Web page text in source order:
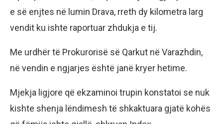
e së enjtes në lumin Drava, rreth dy kilometra larg
vendit ku ishte raportuar zhdukja e tij.
Me urdhër të Prokurorisë së Qarkut në Varazhdin,
në vendin e ngjarjes është janë kryer hetime.
Mjekja ligjore që ekzaminoi trupin konstatoi se nuk
kishte shenja lëndimesh të shkaktuara gjatë kohës